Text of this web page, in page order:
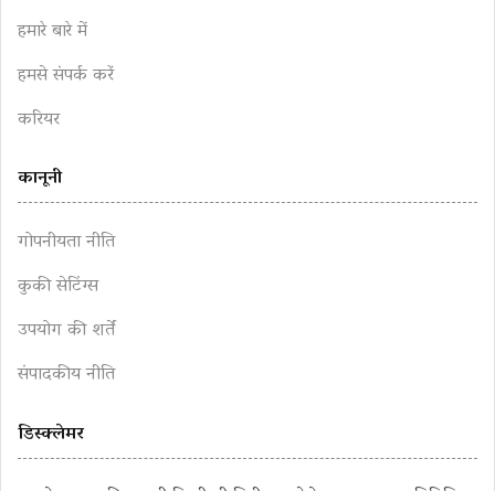
हमारे बारे में
हमसे संपर्क करें
करियर
कानूनी
गोपनीयता नीति
कुकी सेटिंग्स
उपयोग की शर्तें
संपादकीय नीति
डिस्क्लेमर